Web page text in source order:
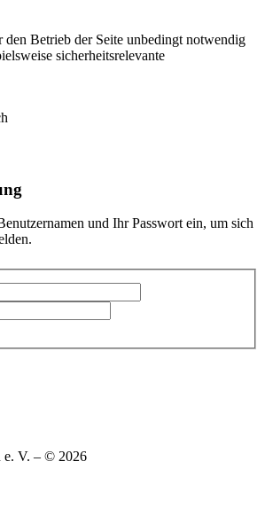
den Betrieb der Seite unbedingt notwendig
sicherheitsrelevante
und Ihr Passwort ein, um sich
e. V. – © 2026